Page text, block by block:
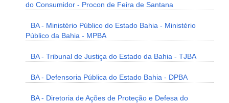
do Consumidor - Procon de Feira de Santana
BA - Ministério Público do Estado Bahia - Ministério
Público da Bahia - MPBA
BA - Tribunal de Justiça do Estado da Bahia - TJBA
BA - Defensoria Pública do Estado Bahia - DPBA
BA - Diretoria de Ações de Proteção e Defesa do